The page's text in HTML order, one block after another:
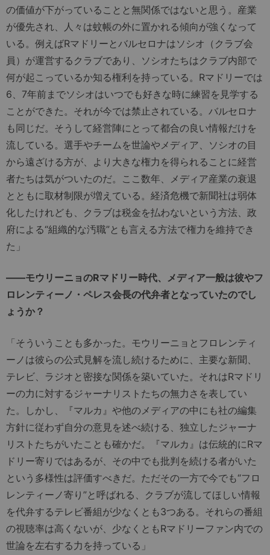
の価値が下がっていることと無関係ではないと思う。産業
が優先され、人々は蚊帳の外に置かれる傾向が強くなって
いる。例えばRマドリーとバルセロナはソシオ（クラブ会
員）が運営するクラブであり、ソシオたちはクラブ内部で
何が起こっているか知る権利を持っている。Rマドリーでは
6、7年前までソシオはいつでも好きな時に練習を見学する
ことができた。それが今では禁止されている。バルセロナ
も同じだ。そうして経営陣にとって都合の良い情報だけを
流している。選手やチームを世論やメディア、ソシオの目
から遠ざける方が、より大きな権力を得られることに経営
者たちは気がついたのだ。ここ数年、メディア産業の衰退
とともに取材制限が増えている。経済危機で新聞社は弱体
化したけれども、クラブは税金を払わないという方法、政
府による“組織的な汚職”とも言える方法で権力を維持でき
た」
――モウリーニョのRマドリー時代、メディア一般は彼やフ
ロレンティーノ・ペレス会長の代弁者となっていたのでし
ょうか？
「そういうことも多かった。モウリーニョとフロレンティ
ーノは彼らの公式見解を流し続けるために、主要な新聞、
テレビ、ラジオと密接な関係を築いていた。それはRマドリ
ーの力に対するジャーナリストたちの無力さを表してい
た。しかし、『マルカ』や他のメディアの中にも社の編集
方針に従わず自分の意見を述べ続ける、独立したジャーナ
リストたちがいたことも確かだ。『マルカ』は伝統的にRマ
ドリー寄りではあるが、その中でも批判を続ける者がいた
という多様性は評価すべきだ。ただその一方で今でも“フロ
レンティーノ寄り”と呼ばれる、クラブが流してほしい情報
を代弁するテレビ番組が少なくとも3つある。それらの番組
の視聴率は高くないが、少なくともRマドリーファン内での
世論を左右する力を持っている」